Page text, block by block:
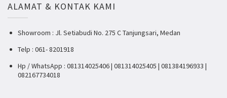
ALAMAT & KONTAK KAMI
Showroom : Jl. Setiabudi No. 275 C Tanjungsari, Medan
Telp : 061- 8201918
Hp / WhatsApp : 081314025406 | 081314025405 | 081384196933 |
082167734018